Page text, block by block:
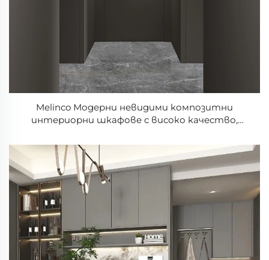
Melinco Модерни невидими композитни
интериорни шкафове с високо качество,
персонализирани стенните шкафове